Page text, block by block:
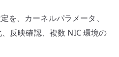
を、カーネルパラメータ、
反映確認、複数 NIC 環境の